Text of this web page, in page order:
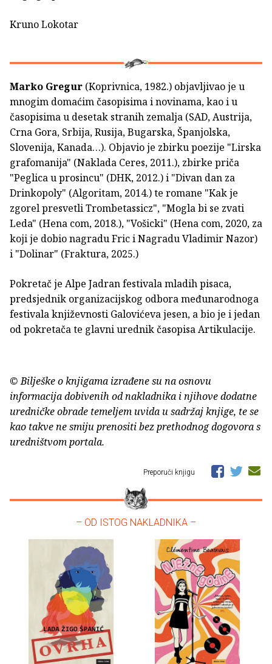
Kruno Lokotar
Marko Gregur (Koprivnica, 1982.) objavljivao je u
mnogim domaćim časopisima i novinama, kao i u
časopisima u desetak stranih zemalja (SAD, Austrija,
Crna Gora, Srbija, Rusija, Bugarska, Španjolska,
Slovenija, Kanada…). Objavio je zbirku poezije "Lirska
grafomanija" (Naklada Ceres, 2011.), zbirke priča
"Peglica u prosincu" (DHK, 2012.) i "Divan dan za
Drinkopoly" (Algoritam, 2014.) te romane "Kak je
zgorel presvetli Trombetassicz", "Mogla bi se zvati
Leda" (Hena com, 2018.), "Vošicki" (Hena com, 2020, za
koji je dobio nagradu Fric i Nagradu Vladimir Nazor)
i "Dolinar" (Fraktura, 2025.)
Pokretač je Alpe Jadran festivala mladih pisaca,
predsjednik organizacijskog odbora međunarodnoga
festivala književnosti Galovićeva jesen, a bio je i jedan
od pokretača te glavni urednik časopisa Artikulacije.
© Bilješke o knjigama izrađene su na osnovu
informacija dobivenih od nakladnika i njihove dodatne
uredničke obrade temeljem uvida u sadržaj knjige, te se
kao takve ne smiju prenositi bez prethodnog dogovora s
uredništvom portala.
Preporuči knjigu
– OD ISTOG NAKLADNIKA –